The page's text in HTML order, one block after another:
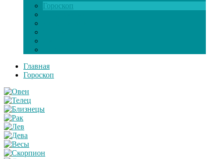
Гороскоп
Главная
Гороскоп